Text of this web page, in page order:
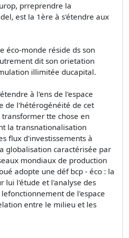
prreprendre la
est la 1ère à s'étendre aux
éco-monde réside ds son
dit son orietation
illimitée ducapital.
à l'ens de l'espace
de l'hétérogénéité de cet
tte chose en
la transnationalisation
flux d'investissements à
globalisation caractérisée par
mondiaux de production
adopte une déf bcp - éco : la
lui l'étude et l'analyse des
de l'espace
entre le milieu et les